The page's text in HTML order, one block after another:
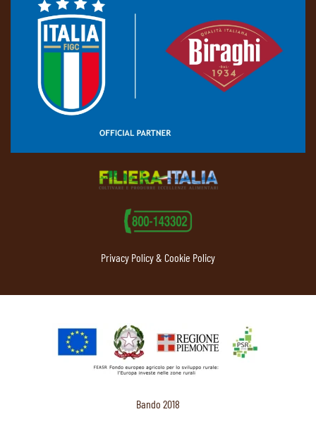
Privacy Policy & Cookie Policy
Bando 2018